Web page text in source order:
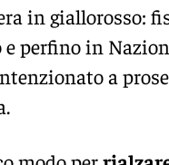
in giallorosso:
e perfino in
a